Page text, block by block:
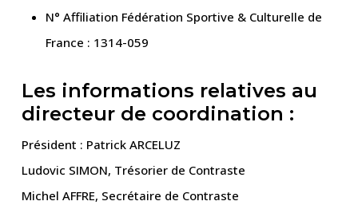
N° Affiliation Fédération Sportive & Culturelle de
France : 1314-059
Les informations relatives au
directeur de coordination :
Président : Patrick ARCELUZ
Ludovic SIMON, Trésorier de Contraste
Michel AFFRE, Secrétaire de Contraste